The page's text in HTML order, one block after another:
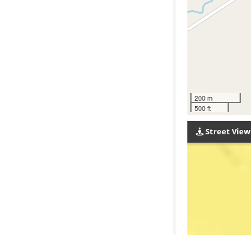
200 m
500 ft
Street View